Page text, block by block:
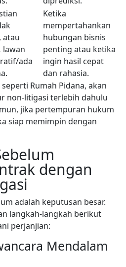
atau
lawan
ada
Ketika
mempertahankan
hubungan bisnis
penting atau ketika
ingin hasil cepat
dan rahasia.
Rumah Pidana, akan
non-litigasi terlebih dahulu
jika pertempuran hukum
siap memimpin dengan
dengan
adalah keputusan besar.
langkah-langkah berikut
perjanjian:
Mendalam